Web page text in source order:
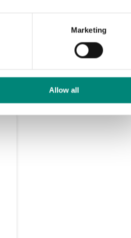
Marketing
Allow all
Optimalisert
Ved å benytte
energisparende
rotasjonsstøpemetoden
materialforbruk og